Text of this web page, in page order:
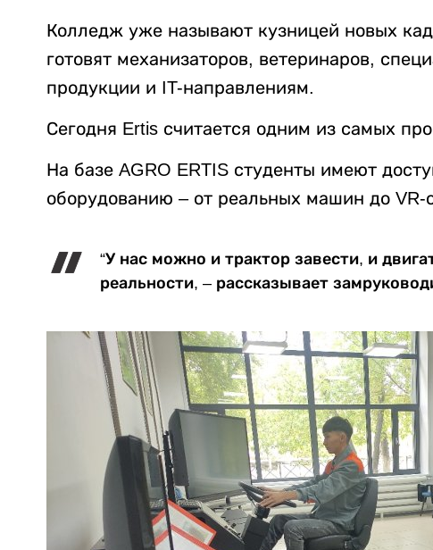
Колледж уже называют кузницей новых
готовят механизаторов, ветеринаров,
продукции и IT-направлениям.
Сегодня Ertis считается одним из самых
На базе AGRO ERTIS студенты имеют
оборудованию – от реальных машин до VR-
“У нас можно и трактор завести, и
реальности, – рассказывает